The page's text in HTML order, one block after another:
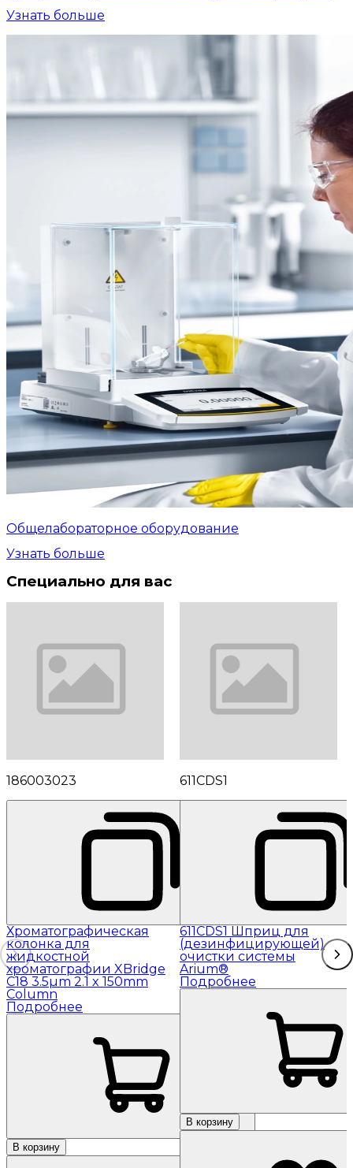
Узнать больше
Общелабораторное оборудование
Узнать больше
Специально для вас
186003023
Хроматографическая
колонка для
жидкостной
хроматографии XBridge
C18 3.5µm 2.1 x 150mm
Column
Подробнее
В корзину
611CDS1
611CDS1 Шприц для
(дезинфицирующей)
очистки системы
Arium®
Подробнее
В корзину